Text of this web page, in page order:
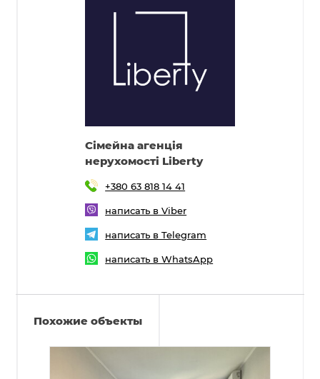
Cімейна агенція
нерухомості Liberty
+380 63 818 14 41
написать в Viber
написать в Telegram
написать в WhatsApp
Похожие объекты